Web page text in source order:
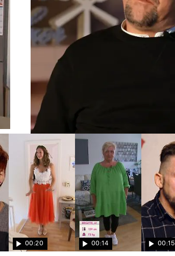
Kitchen Impossible
Kurz vor einer harmlosen
"Kitchen Impossible"-
Challenge wird der Koch
nervös
00:20 00:14 00:15